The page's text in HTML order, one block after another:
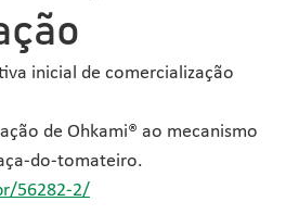
inicial de comercialização
de Ohkami® ao mecanismo
do-tomateiro.
56282-2/